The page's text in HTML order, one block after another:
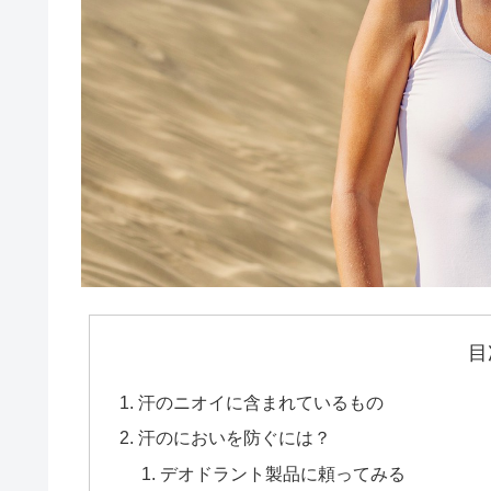
汗のニオイに含まれているもの
汗のにおいを防ぐには？
デオドラント製品に頼ってみる